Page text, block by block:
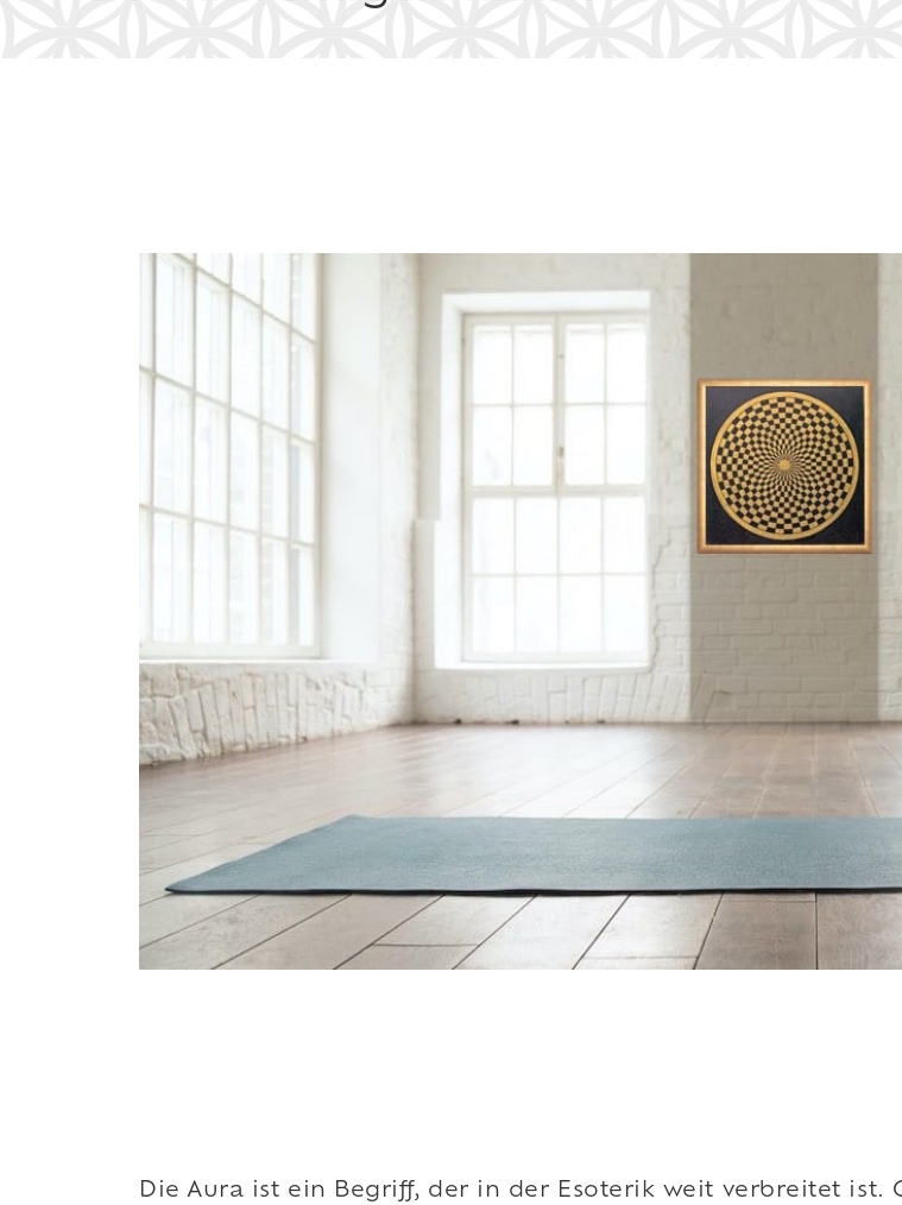
Die Aura ist ein Begriff, der in der Esoterik weit verbreitet ist.